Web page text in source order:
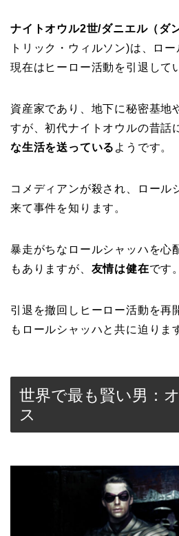
ナイトオウル2世/ダニエル（ダ
トリック・ウィルソン)は、ロ
現在はヒーロー活動を引退して
資産家であり、地下に秘密基地
すが、初代ナイトオウルの昔話
な生活を送っている ようです。
コメディアンが殺され、ロール
来て事件を知ります。
暴走がちなロールシャッハを心
もありますが、 友情は健在です。
引退を撤回しヒーロー活動を再
もロールシャッハと共に迫りま
世界で最も賢い男：
ス